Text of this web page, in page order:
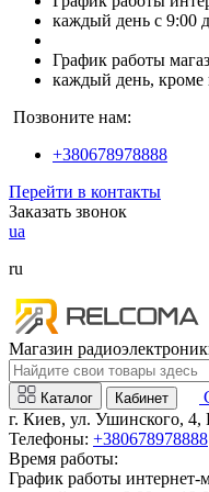
каждый день с 9:00
График работы
каждый день, кроме
Позвоните нам:
+380678978888
Перейти в контакты
Заказать звонок
ua
ru
Магазин
Каталог Кабинет
г. Киев, ул. Ушинского,
Телефоны: +380678978888
Время работы:
График работы интернет-